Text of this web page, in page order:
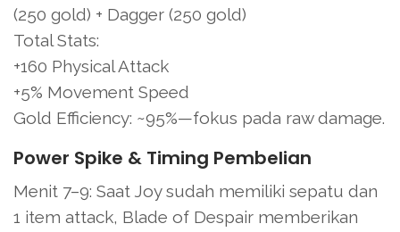
(250 gold) + Dagger (250 gold)
Total Stats:
+160 Physical Attack
+5% Movement Speed
Gold Efficiency: ~95%—fokus pada raw damage.
Power Spike & Timing Pembelian
Menit 7–9: Saat Joy sudah memiliki sepatu dan
1 item attack, Blade of Despair memberikan